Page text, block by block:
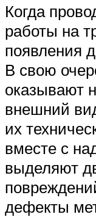
Когда
работы на
появления
В свою
оказывают
внешний
их
вместе с
выделяют
дефекты